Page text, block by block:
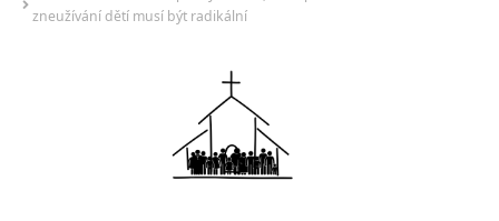
zneužívání dětí musí být radikální